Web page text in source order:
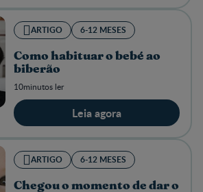
ARTIGO 6-12 MESES
Como habituar o bebé ao
biberão
10minutos ler
Leia agora
ARTIGO 6-12 MESES
Chegou o momento de dar o